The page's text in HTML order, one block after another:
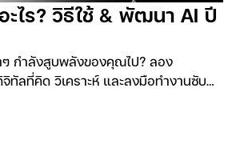
ะไร? วิธีใช้ & พัฒนา AI ปี
ๆ กำลังสูบพลังของคุณไป? ลอง
ทัลที่คิด วิเคราะห์ และลงมือทำงานซับ
ติ บทความนี้จะเจาะลึกทุกมิติของ AI